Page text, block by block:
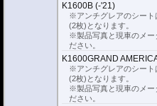
K1600B (-'21)
※アンチグレアのシート
(2枚)となります。
※製品写真と現車のメー
ださい。
K1600GRAND
※アンチグレアのシート
(2枚)となります。
※製品写真と現車のメー
ださい。